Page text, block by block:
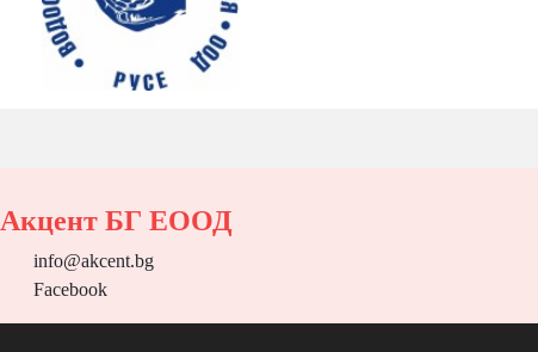
Акцент БГ ЕООД
info@akcent.bg
Facebook